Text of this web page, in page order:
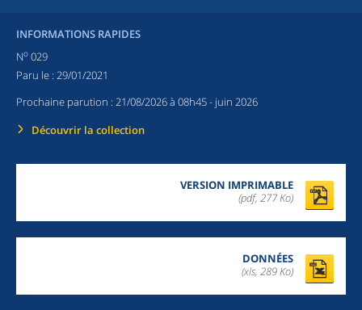
INFORMATIONS RAPIDES
No 029
Paru le : 29/01/2021
Prochaine parution : 21/08/2026 à 08h45- juin 2026
Découvrir la collection
VERSION IMPRIMABLE
(pdf, 277 Ko)
DONNÉES
(xls, 289 Ko)